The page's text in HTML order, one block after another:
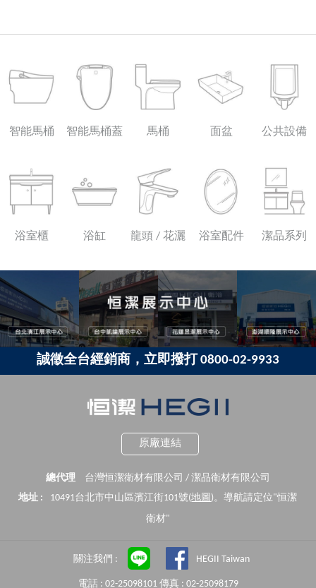
智能馬桶 智能馬桶蓋 馬桶 面盆 公共設備
浴室櫃 浴缸 龍頭 / 花灑 浴室配件 潔品系列
誠徵全台經銷商，立即撥打 0800-02-9933
原廠連結
總代理
台灣恒潔衛材有限公司 / 潔品衛材有限公司
地址 :
10491台北市中山區濱江街101號(地圖 )。導航請定位"恒潔
衛材"
關注我們 : HEGII Taiwan
電話 : 02-25098101 傳真 : 02-25098179